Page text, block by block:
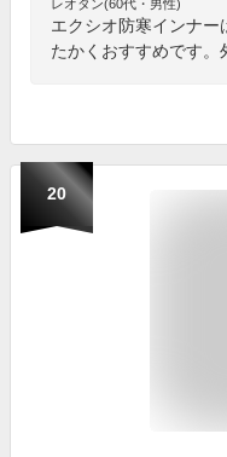
レオタン(60代・男性)
エクシオ防寒インナー
たかくおすすめです。
20